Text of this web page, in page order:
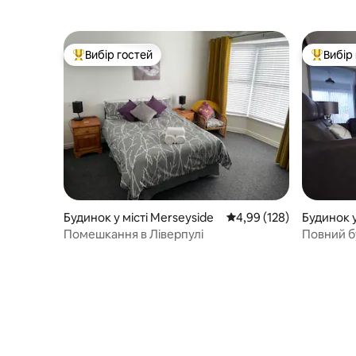
Топ вибір гостей
Вибір гостей
Будинок у місті Merseyside Середня оцінка: 4,99 з
4,99 (128)
Помешкання в Ліверпулі
Топ
Будинок
Повний